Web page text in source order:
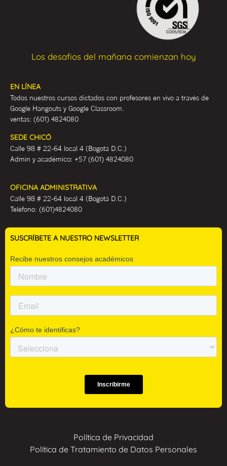
Los desafios del mañana comienzan hoy
EN LÍNEA
Todos nuestros cursos dictados con profesores en vivo a través de
Google Hangouts y Google Classroom.
ventas: (601) 4824080
SEDE CHICÓ
Calle 98 # 22-64 local 4 (Bogotá D.C.)
Admin y académico: +57 (601) 4824080
OFICINA ADMINISTRATIVA
Calle 98 # 22-64 local 4 (Bogotá D.C.)
Teléfono: (601)4824080
SUSCRÍBETE A NUESTRO NEWSLETTER
Política de Privacidad
Política de Tratamiento de Datos Personales